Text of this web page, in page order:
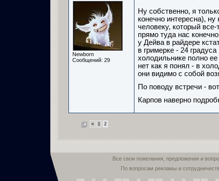
Newborn
Сообщений: 29
Ну собственно, я
конечно интересна),
человеку, который
прямо туда нас
у Дейва в райдере
в гримерке - 24
холодильнике полно
нет как я понял - в
они видимо с собой
По поводу встречи -
Карпов наверно
« 1 2
Все свои пожелания, предложения и
По вопросам рекламы и